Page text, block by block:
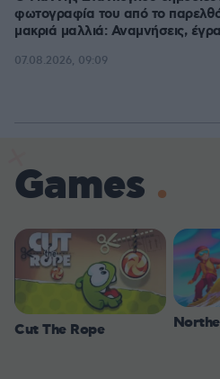
φωτογραφία του από το
μακριά μαλλιά: Αναμνήσεις,
07.08.2026, 09:09
Games
Cut The Rope